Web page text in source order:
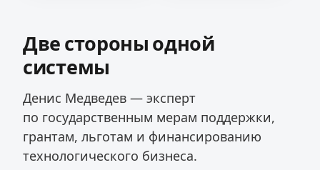
Две стороны одной
системы
Денис Медведев — эксперт
по государственным мерам поддержки,
грантам, льготам и финансированию
технологического бизнеса.